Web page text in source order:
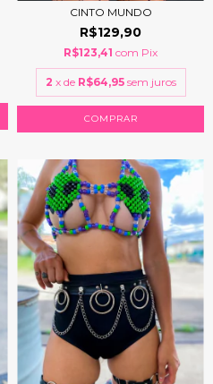
CINTO MUNDO
R$129,90
R$123,41 com Pix
2 x de R$64,95 sem juros
COMPRAR